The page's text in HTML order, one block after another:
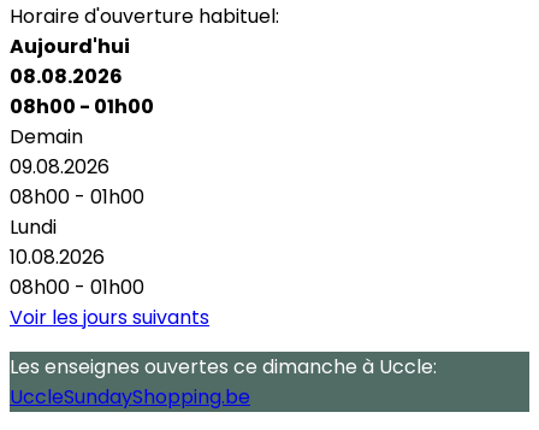
Horaire d'ouverture habituel:
Aujourd'hui
08.08.2026
08h00 - 01h00
Demain
09.08.2026
08h00 - 01h00
Lundi
10.08.2026
08h00 - 01h00
Voir les jours suivants
Les enseignes ouvertes ce dimanche à Uccle:
UccleSundayShopping.be